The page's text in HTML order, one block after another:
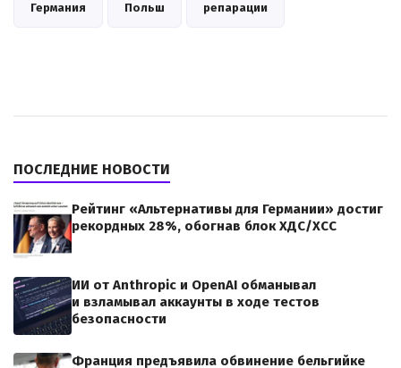
Германия Польш репарации
ПОСЛЕДНИЕ НОВОСТИ
Рейтинг «Альтернативы для Германии» достиг
рекордных 28%, обогнав блок ХДС/ХСС
ИИ от Anthropic и OpenAI обманывал
и взламывал аккаунты в ходе тестов
безопасности
Франция предъявила обвинение бельгийке